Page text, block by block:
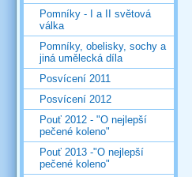
Pomníky - I a II světová
válka
Pomníky, obelisky, sochy a
jiná umělecká díla
Posvícení 2011
Posvícení 2012
Pouť 2012 - "O nejlepší
pečené koleno"
Pouť 2013 -"O nejlepší
pečené koleno"